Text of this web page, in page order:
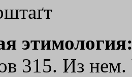
315. Из нем.